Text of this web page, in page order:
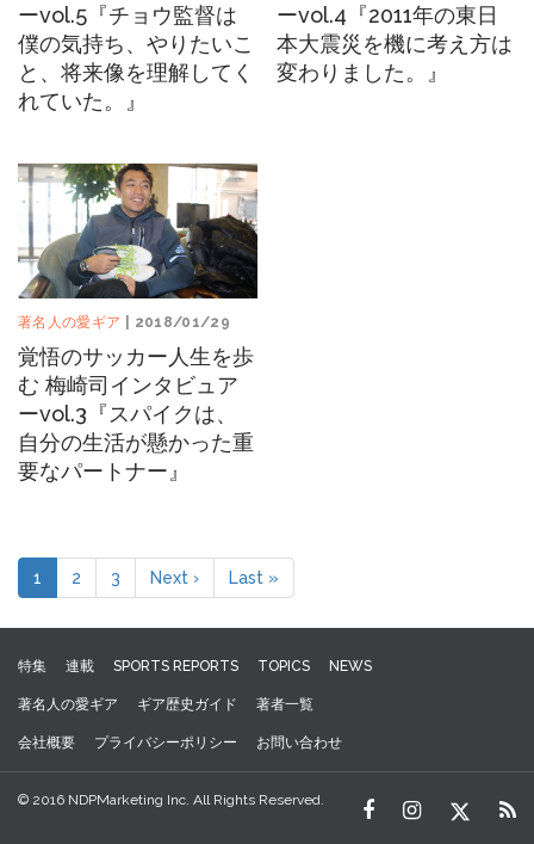
ーvol.5『チョウ監督は
僕の気持ち、やりたいこ
と、将来像を理解してく
れていた。』
ーvol.4『2011年の東日
本大震災を機に考え方は
変わりました。』
著名人の愛ギア | 2018/01/29
覚悟のサッカー人生を歩
む 梅崎司インタビュア
ーvol.3『スパイクは、
自分の生活が懸かった重
要なパートナー』
1 2 3 Next › Last »
特集 連載 SPORTS REPORTS TOPICS NEWS
著名人の愛ギア ギア歴史ガイド 著者一覧
会社概要 プライバシーポリシー お問い合わせ
© 2016 NDPMarketing Inc. All Rights Reserved.